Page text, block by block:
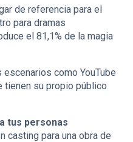
de referencia para el
para dramas
el 81,1% de la magia
como YouTube
tienen su propio público
tus personas
casting para una obra de